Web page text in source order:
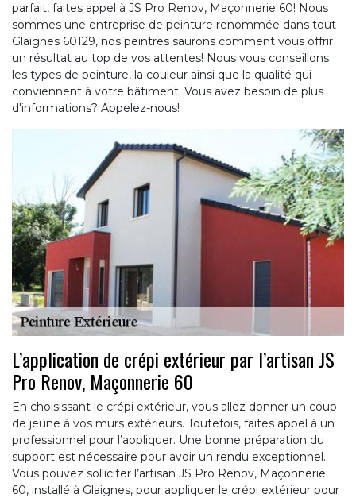
parfait, faites appel à JS Pro Renov, Maçonnerie 60! Nous
sommes une entreprise de peinture renommée dans tout
Glaignes 60129, nos peintres saurons comment vous offrir
un résultat au top de vos attentes! Nous vous conseillons
les types de peinture, la couleur ainsi que la qualité qui
conviennent à votre bâtiment. Vous avez besoin de plus
d'informations? Appelez-nous!
L’application de crépi extérieur par l’artisan JS
Pro Renov, Maçonnerie 60
En choisissant le crépi extérieur, vous allez donner un coup
de jeune à vos murs extérieurs. Toutefois, faites appel à un
professionnel pour l’appliquer. Une bonne préparation du
support est nécessaire pour avoir un rendu exceptionnel.
Vous pouvez solliciter l’artisan JS Pro Renov, Maçonnerie
60, installé à Glaignes, pour appliquer le crépi extérieur pour